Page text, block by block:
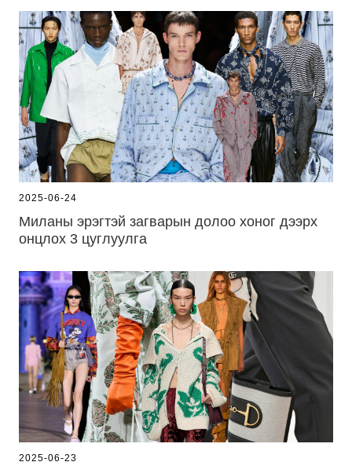
2025-06-24
Миланы эрэгтэй загварын долоо хоног дээрх
онцлох 3 цуглуулга
2025-06-23